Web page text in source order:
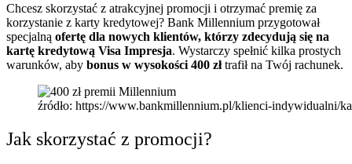
Chcesz skorzystać z atrakcyjnej promocji i otrzymać premię za
korzystanie z karty kredytowej? Bank Millennium przygotował
specjalną ofertę dla nowych klientów, którzy zdecydują się na
kartę kredytową Visa Impresja. Wystarczy spełnić kilka prostych
warunków, aby bonus w wysokości 400 złtrafił na Twój rachunek.
źródło: https://www.bankmillennium.pl/klienci-indywidualni/
Jak skorzystać z promocji?